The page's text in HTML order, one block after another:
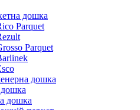
дошка
Parquet
Parquet
дошка
дошка